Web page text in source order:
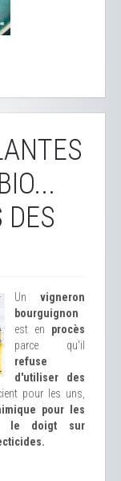
DES
Un vigneron
bourguignon
est en procès
parce qu'il
refuse
d'utiliser des
pour les uns,
pour les
le doigt sur